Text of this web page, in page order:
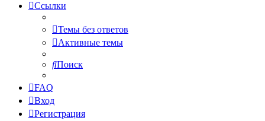
Ссылки
Темы без ответов
Активные темы
Поиск
FAQ
Вход
Регистрация